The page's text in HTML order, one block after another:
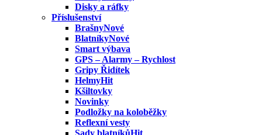
Disky a ráfky
Příslušenství
Brašny
Blatníky
Smart výbava
GPS – Alarmy – Rychlost
Gripy Řidítek
Helmy
Kšiltovky
Novinky
Podložky na koloběžky
Reflexní vesty